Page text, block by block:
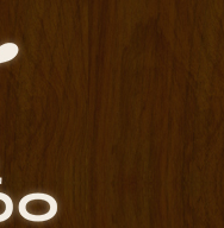
タリアン
）」の公式
ェッポ）」。
オリーブ牛の
ニューも豊富
人飲みのお客